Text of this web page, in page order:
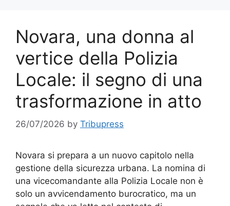
Novara, una donna al
vertice della Polizia
Locale: il segno di una
trasformazione in atto
26/07/2026 by Tribupress
Novara si prepara a un nuovo capitolo nella
gestione della sicurezza urbana. La nomina di
una vicecomandante alla Polizia Locale non è
solo un avvicendamento burocratico, ma un